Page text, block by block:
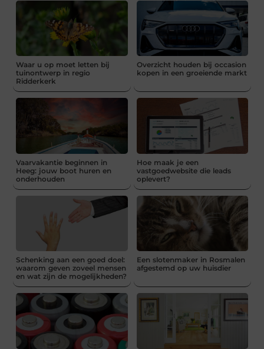
Waar u op moet letten bij
tuinontwerp in regio
Ridderkerk
Overzicht houden bij occasion
kopen in een groeiende markt
Vaarvakantie beginnen in
Heeg: jouw boot huren en
onderhouden
Hoe maak je een
vastgoedwebsite die leads
oplevert?
Schenking aan een goed doel:
waarom geven zoveel mensen
en wat zijn de mogelijkheden?
Een slotenmaker in Rosmalen
afgestemd op uw huisdier